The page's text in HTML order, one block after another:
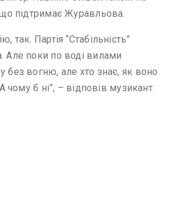
підтримає Журавльова.
так. Партія “Стабільність”
Але поки по воді вилами
без вогню, але хто знає, як воно
б ні”, – відповів музикант.